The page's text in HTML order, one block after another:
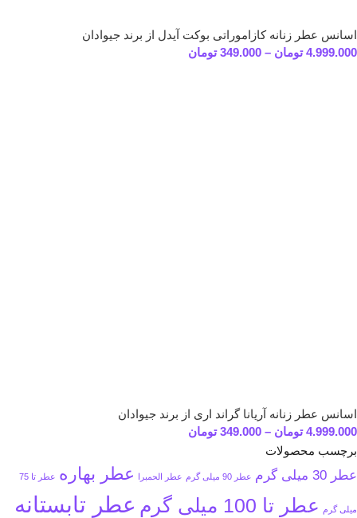
اسانس عطر زنانه کازاموراتی بوکت آیدل از برند جیوادان
4.999.000 تومان –
349.000 تومان
اسانس عطر زنانه آریانا گراند اری از برند جیوادان
4.999.000 تومان –
349.000 تومان
برچسب محصولات
عطر 30 میلی گرم عطر 90 میلی گرم عطر الحمبرا عطر بهاره عطر تا 75
میلی گرم عطر تا 100 میلی گرم عطر تابستانه